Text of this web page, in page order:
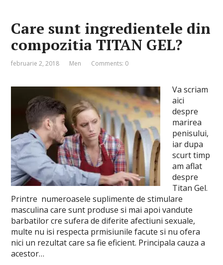
Care sunt ingredientele din
compozitia TITAN GEL?
februarie 2, 2018 Men Comments: 0
Va scriam
aici
despre
marirea
penisului,
iar dupa
scurt timp
am aflat
despre
Titan Gel.
Printre numeroasele suplimente de stimulare
masculina care sunt produse si mai apoi vandute
barbatilor cre sufera de diferite afectiuni sexuale,
multe nu isi respecta prmisiunile facute si nu ofera
nici un rezultat care sa fie eficient. Principala cauza a
acestor…